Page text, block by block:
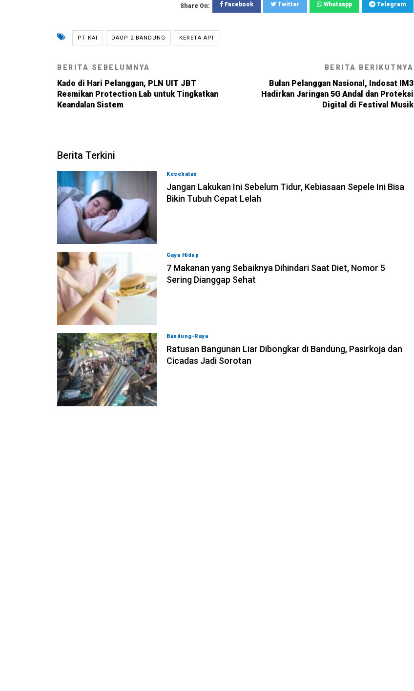
Share On: Facebook Twitter Whatsapp Telegram
PT KAI DAOP 2 BANDUNG KERETA API
BERITA SEBELUMNYA
Kado di Hari Pelanggan, PLN UIT JBT
Resmikan Protection Lab untuk Tingkatkan
Keandalan Sistem
BERITA BERIKUTNYA
Bulan Pelanggan Nasional, Indosat IM3
Hadirkan Jaringan 5G Andal dan Proteksi
Digital di Festival Musik
Berita Terkini
Kesehatan
Jangan Lakukan Ini Sebelum Tidur, Kebiasaan Sepele Ini Bisa
Bikin Tubuh Cepat Lelah
Gaya Hidup
7 Makanan yang Sebaiknya Dihindari Saat Diet, Nomor 5
Sering Dianggap Sehat
Bandung-Raya
Ratusan Bangunan Liar Dibongkar di Bandung, Pasirkoja dan
Cicadas Jadi Sorotan